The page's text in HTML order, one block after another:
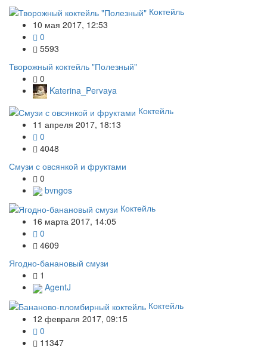
Коктейль
10 мая 2017, 12:53
0
5593
Творожный коктейль "Полезный"
0
Katerina_Pervaya
Коктейль
11 апреля 2017, 18:13
0
4048
Смузи с овсянкой и фруктами
0
bvngos
Коктейль
16 марта 2017, 14:05
0
4609
Ягодно-банановый смузи
1
AgentJ
Коктейль
12 февраля 2017, 09:15
0
11347